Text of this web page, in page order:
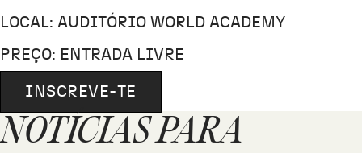
LOCAL: AUDITÓRIO WORLD ACADEMY
PREÇO: ENTRADA LIVRE
INSCREVE-TE
NOTÍCIAS PARA